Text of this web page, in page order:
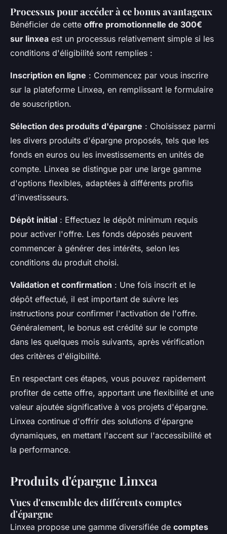
Processus pour accéder à ce bonus avantageux
Bénéficier de cette offre promotionnelle de 300€
sur linxea est un processus relativement simple si les
conditions d'éligibilité sont remplies :
Inscription en ligne : Commencez par vous inscrire
sur la plateforme Linxea, en remplissant le formulaire
de souscription.
Sélection des produits d'épargne : Choisissez parmi
les divers produits d'épargne proposés, tels que les
fonds en euros ou les investissements en unités de
compte. Linxea se distingue par une large gamme
d'options flexibles, adaptées à différents profils
d'investisseurs.
Dépôt initial : Effectuez le dépôt minimum requis
pour activer l'offre. Les fonds déposés peuvent
commencer à générer des intérêts, selon les
conditions du produit choisi.
Validation et confirmation : Une fois inscrit et le
dépôt effectué, il est important de suivre les
instructions pour confirmer l'activation de l'offre.
Généralement, le bonus est crédité sur le compte
dans les quelques mois suivants, après vérification
des critères d'éligibilité.
En respectant ces étapes, vous pouvez rapidement
profiter de cette offre, apportant une flexibilité et une
valeur ajoutée significative à vos projets d'épargne.
Linxea continue d'offrir des solutions d'épargne
dynamiques, en mettant l'accent sur l'accessibilité et
la performance.
Produits d'épargne Linxea
Vues d'ensemble des différents comptes
d'épargne
Linxea propose une gamme diversifiée de comptes